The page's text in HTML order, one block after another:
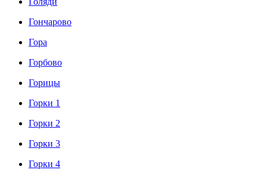
Гончарово
Гора
Горбово
Горицы
Горки 1
Горки 2
Горки 3
Горки 4